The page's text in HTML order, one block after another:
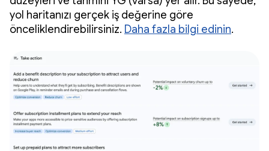
yol haritanızı gerçek iş değerine göre
önceliklendirebilirsiniz. Daha fazla bilgi edinin.